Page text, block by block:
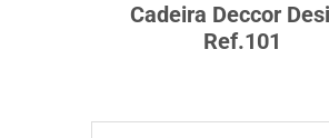
Cadeira Deccor
Ref.101